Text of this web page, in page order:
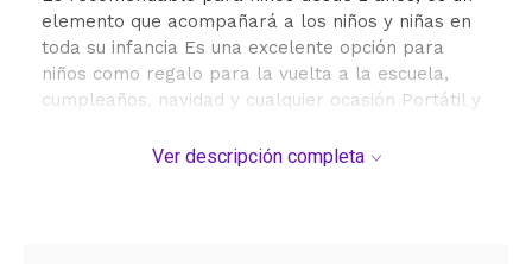
elemento que acompañará a los niños y niñas en
toda su infancia Es una excelente opción para
niños como regalo para la vuelta a la escuela,
cumpleaños, navidad y cualquier ocasión Portátil y
pequeños está hecha de plástico duradero,
Ver descripción completa